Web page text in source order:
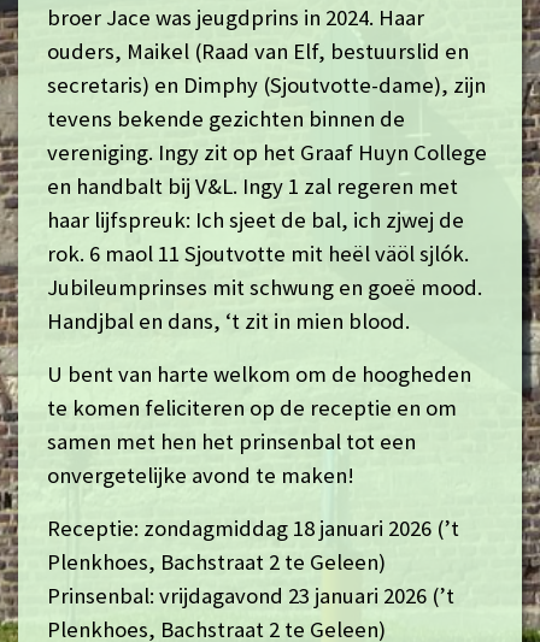
broer Jace was jeugdprins in 2024. Haar
ouders, Maikel (Raad van Elf, bestuurslid en
secretaris) en Dimphy (Sjoutvotte-dame), zijn
tevens bekende gezichten binnen de
vereniging. Ingy zit op het Graaf Huyn College
en handbalt bij V&L. Ingy 1 zal regeren met
haar lijfspreuk: Ich sjeet de bal, ich zjwej de
rok. 6 maol 11 Sjoutvotte mit heël väöl sjlók.
Jubileumprinses mit schwung en goeë mood.
Handjbal en dans, ‘t zit in mien blood.
U bent van harte welkom om de hoogheden
te komen feliciteren op de receptie en om
samen met hen het prinsenbal tot een
onvergetelijke avond te maken!
Receptie: zondagmiddag 18 januari 2026 (’t
Plenkhoes, Bachstraat 2 te Geleen)
Prinsenbal: vrijdagavond 23 januari 2026 (’t
Plenkhoes, Bachstraat 2 te Geleen)